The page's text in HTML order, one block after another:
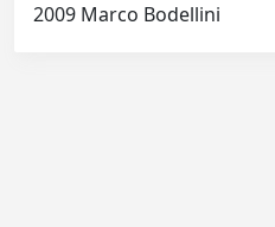
2009 Marco Bodellini